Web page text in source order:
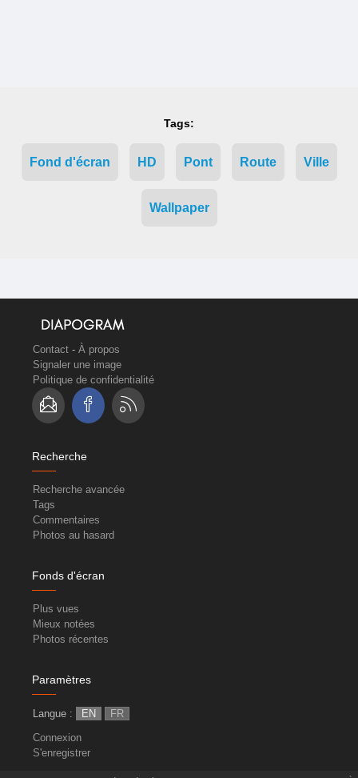
Tags:
Fond d'écran HD Pont Route Ville
Wallpaper
Contact - À propos
Signaler une image
Politique de confidentialité
Recherche
Recherche avancée
Tags
Commentaires
Photos au hasard
Fonds d'écran
Plus vues
Mieux notées
Photos récentes
Paramètres
Langue : EN
FR
Connexion
S'enregistrer